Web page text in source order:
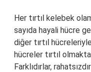
Her tırtıl kelebek
sayıda hayali hücre
diğer tırtıl
hücreler tırtıl
Farklıdırlar,